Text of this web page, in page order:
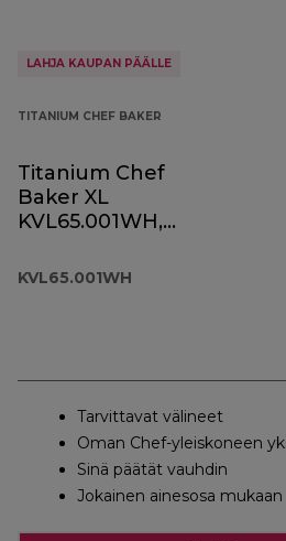
LAHJA KAUPAN PÄÄLLE
TITANIUM CHEF BAKER
Titanium Chef
Baker XL
KVL65.001WH,
KVL65.001WH
Tarvittavat välineet
Oman Chef-yleiskoneen
Sinä päätät vauhdin
Jokainen ainesosa mukaan